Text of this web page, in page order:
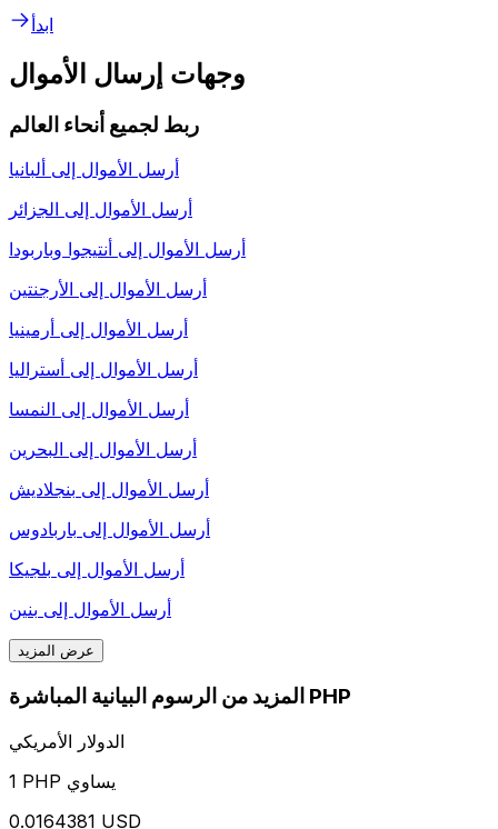
ابدأ
وجهات إرسال الأموال
ربط لجميع أنحاء العالم
أرسل الأموال إلى ألبانيا
أرسل الأموال إلى الجزائر
أرسل الأموال إلى أنتيجوا وباربودا
أرسل الأموال إلى الأرجنتين
أرسل الأموال إلى أرمينيا
أرسل الأموال إلى أستراليا
أرسل الأموال إلى النمسا
أرسل الأموال إلى البحرين
أرسل الأموال إلى بنجلاديش
أرسل الأموال إلى باربادوس
أرسل الأموال إلى بلجيكا
أرسل الأموال إلى بنين
عرض المزيد
المزيد من الرسوم البيانية المباشرة PHP
الدولار الأمريكي
1 PHP يساوي
0.0164381 USD